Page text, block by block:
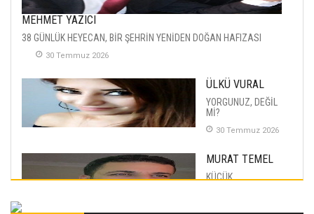
MEHMET YAZICI
38 GÜNLÜK HEYECAN, BİR ŞEHRİN YENİDEN DOĞAN HAFIZASI
30 Temmuz 2026
ÜLKÜ VURAL
YORGUNUZ, DEĞİL
Mİ?
30 Temmuz 2026
MURAT TEMEL
KÜÇÜK